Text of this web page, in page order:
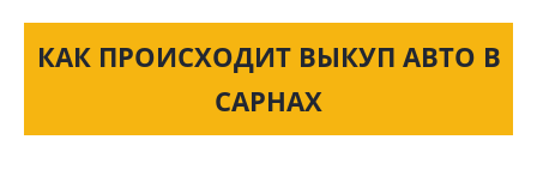
КАК ПРОИСХОДИТ ВЫКУП АВТО В
САРНАХ